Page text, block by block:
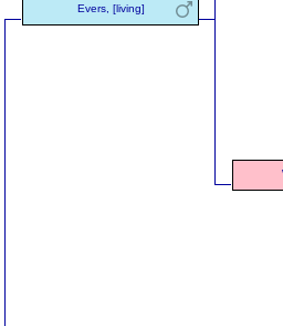
Evers, [living]